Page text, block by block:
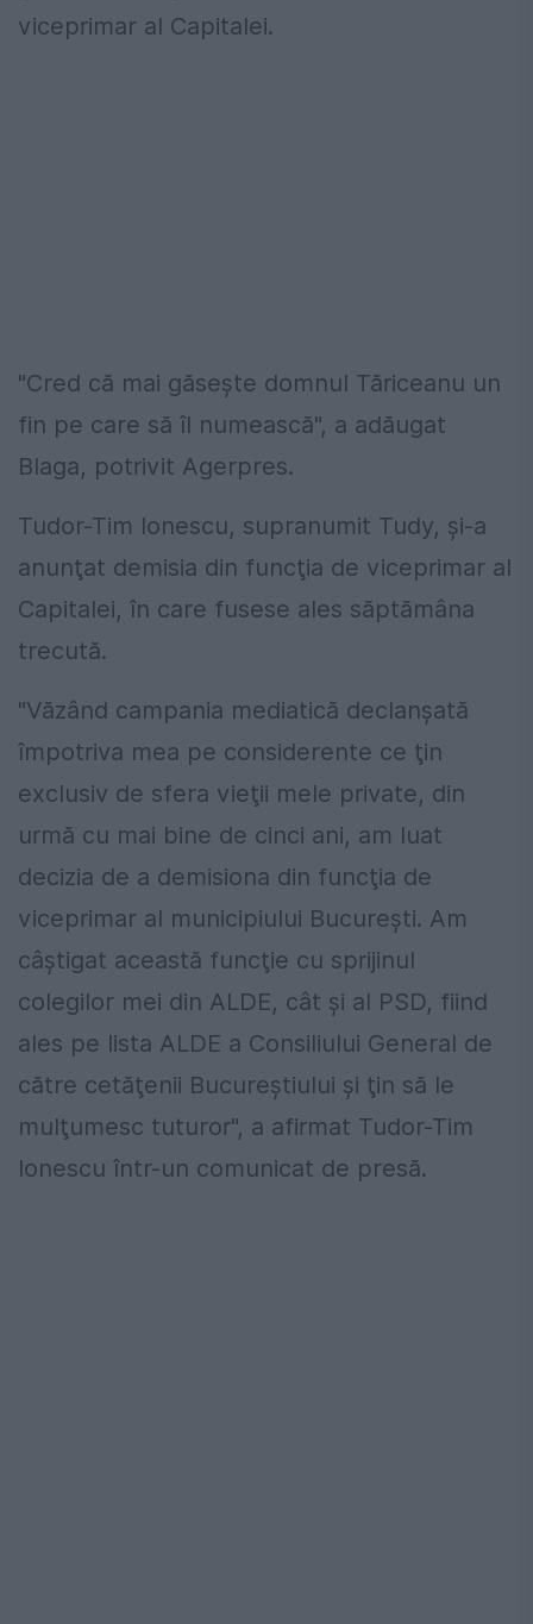
viceprimar al Capitalei.
"Cred că mai găseşte domnul Tăriceanu un
fin pe care să îl numească", a adăugat
Blaga, potrivit Agerpres.
Tudor-Tim Ionescu, supranumit Tudy, şi-a
anunţat demisia din funcţia de viceprimar al
Capitalei, în care fusese ales săptămâna
trecută.
"Văzând campania mediatică declanşată
împotriva mea pe considerente ce ţin
exclusiv de sfera vieţii mele private, din
urmă cu mai bine de cinci ani, am luat
decizia de a demisiona din funcţia de
viceprimar al municipiului Bucureşti. Am
câştigat această funcţie cu sprijinul
colegilor mei din ALDE, cât şi al PSD, fiind
ales pe lista ALDE a Consiliului General de
către cetăţenii Bucureştiului şi ţin să le
mulţumesc tuturor", a afirmat Tudor-Tim
Ionescu într-un comunicat de presă.